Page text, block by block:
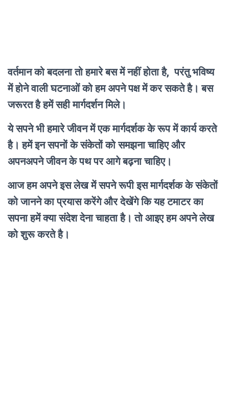
वर्तमान को बदलना तो हमारे बस में नहीं होता है, परंतु भविष्य
में होने वाली घटनाओं को हम अपने पक्ष में कर सकते है। बस
जरूरत है हमें सही मार्गदर्शन मिले।
ये सपने भी हमारे जीवन में एक मार्गदर्शक के रूप में कार्य करते
है। हमें इन सपनों के संकेतों को समझना चाहिए और
अपनअपने जीवन के पथ पर आगे बढ़ना चाहिए।
आज हम अपने इस लेख में सपने रूपी इस मार्गदर्शक के संकेतों
को जानने का प्रयास करेंगे और देखेंगे कि यह टमाटर का
सपना हमें क्या संदेश देना चाहता है। तो आइए हम अपने लेख
को शुरू करते है।